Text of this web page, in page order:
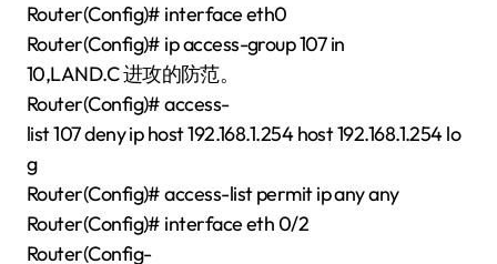
Router(Config)# interface eth0
Router(Config)# ip access-group 107 in
10,LAND.C 进攻的防范。
Router(Config)# access-
list 107 deny ip host 192.168.1.254 host 192.168.1.254 lo
g
Router(Config)# access-list permit ip any any
Router(Config)# interface eth 0/2
Router(Config-